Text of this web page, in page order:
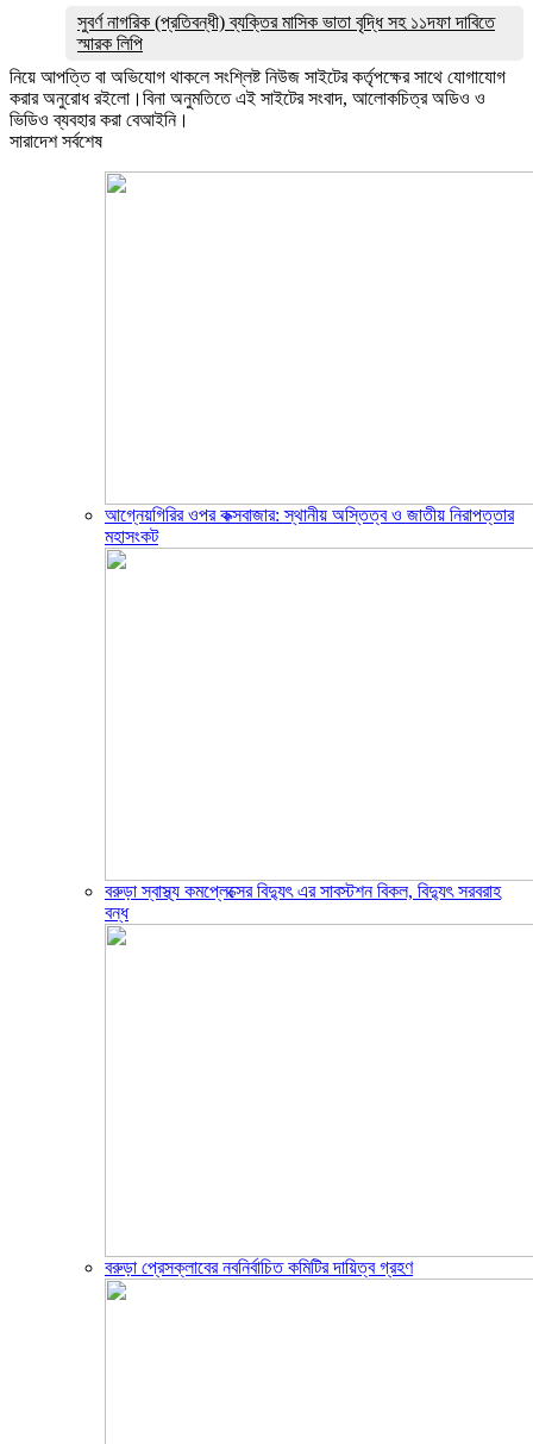
সুবর্ণ নাগরিক (প্রতিবন্ধী) ব্যক্তির মাসিক ভাতা বৃদ্ধি সহ ১১দফা দাবিতে
স্মারক লিপি
নিয়ে আপত্তি বা অভিযোগ থাকলে সংশ্লিষ্ট নিউজ সাইটের কর্তৃপক্ষের সাথে যোগাযোগ
করার অনুরোধ রইলো।বিনা অনুমতিতে এই সাইটের সংবাদ, আলোকচিত্র অডিও ও
ভিডিও ব্যবহার করা বেআইনি।
সারাদেশ সর্বশেষ
আগ্নেয়গিরির ওপর কক্সবাজার: স্থানীয় অস্তিত্ব ও জাতীয় নিরাপত্তার
মহাসংকট
বরুড়া স্বাস্থ্য কমপ্লেক্সের বিদ্যুৎ এর সাবস্টশন বিকল, বিদ্যুৎ সরবরাহ
বন্ধ
বরুড়া প্রেসক্লাবের নবনির্বাচিত কমিটির দায়িত্ব গ্রহণ